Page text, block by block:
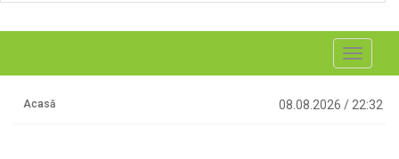
Toggle
Acasă 08.08.2026 / 22:32